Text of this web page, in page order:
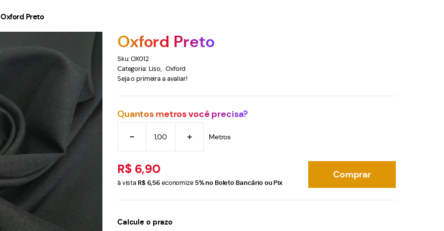
Oxford Preto
Oxford Preto
Sku:OX012
Categoria: Liso Oxford
Seja o primeira a avaliar!
Quantos metros você precisa?
Metros
R$ 6,90
à vistaR$ 6,56economize 5%no Boleto Bancário ou Pix
Comprar
Calcule o prazo